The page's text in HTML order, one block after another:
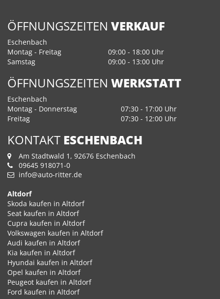
ÖFFNUNGSZEITEN VERKAUF
Eschenbach
Montag - Freitag
09:00 - 18:00 Uhr
Samstag
09:00 - 13:00 Uhr
ÖFFNUNGSZEITEN WERKSTATT
Eschenbach
Montag - Donnerstag
07:30 - 17:00 Uhr
Freitag
07:30 - 12:00 Uhr
KONTAKT ESCHENBACH
Am Stadtwald 1, 92676 Eschenbach
09645 918071-0
info@auto-ritter.de
Altdorf
Skoda kaufen in Altdorf
Seat kaufen in Altdorf
Cupra kaufen in Altdorf
Volkswagen kaufen in Altdorf
Audi kaufen in Altdorf
Kia kaufen in Altdorf
Hyundai kaufen in Altdorf
Opel kaufen in Altdorf
Peugeot kaufen in Altdorf
Ford kaufen in Altdorf